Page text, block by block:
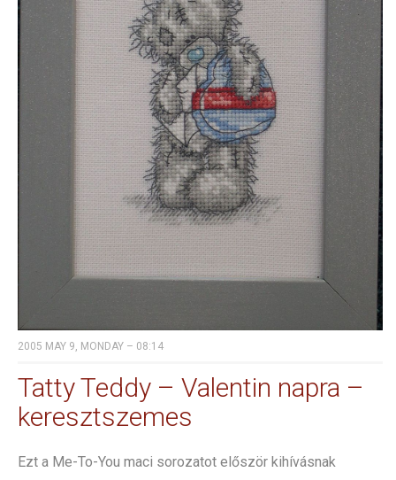
2005 MAY 9, MONDAY – 08:14
Tatty Teddy – Valentin napra –
keresztszemes
Ezt a Me-To-You maci sorozatot először kihívásnak